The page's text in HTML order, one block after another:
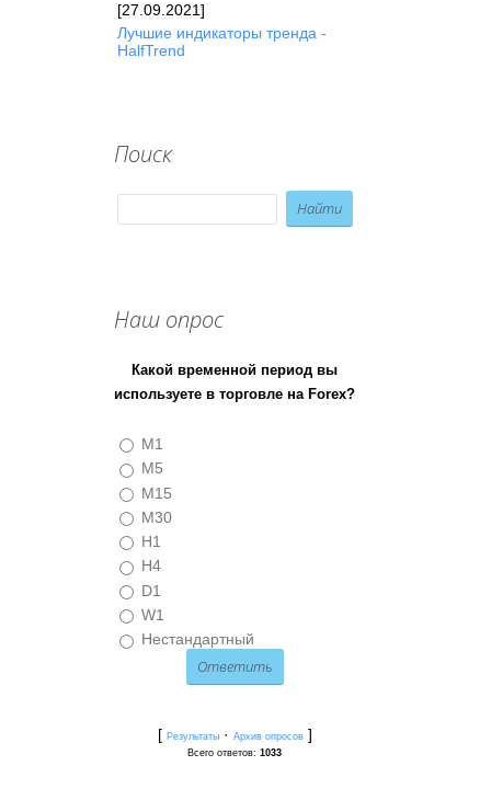
[27.09.2021]
Лучшие индикаторы тренда -
HalfTrend
Поиск
Наш опрос
Какой временной период вы
используете в торговле на Forex?
M1
M5
M15
M30
H1
H4
D1
W1
Нестандартный
[ Результаты· Архив опросов]
Всего ответов: 1033